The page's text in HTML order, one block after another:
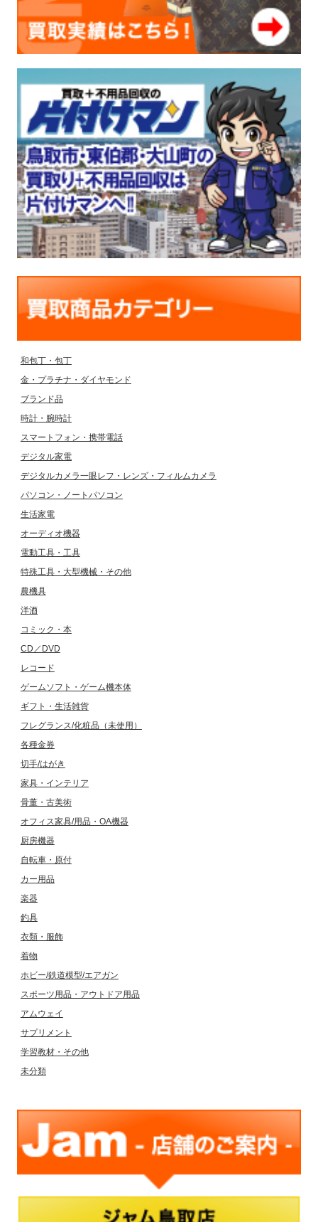
和包丁・包丁
金・プラチナ・ダイヤモンド
ブランド品
時計・腕時計
スマートフォン・携帯電話
デジタル家電
デジタルカメラ一眼レフ・レンズ・フィルムカメラ
パソコン・ノートパソコン
生活家電
オーディオ機器
電動工具・工具
特殊工具・大型機械・その他
農機具
洋酒
コミック・本
CD／DVD
レコード
ゲームソフト・ゲーム機本体
ギフト・生活雑貨
フレグランス/化粧品（未使用）
各種金券
切手/はがき
家具・インテリア
骨董・古美術
オフィス家具/用品・OA機器
厨房機器
自転車・原付
カー用品
楽器
釣具
衣類・服飾
着物
ホビー/鉄道模型/エアガン
スポーツ用品・アウトドア用品
アムウェイ
サプリメント
学習教材・その他
未分類